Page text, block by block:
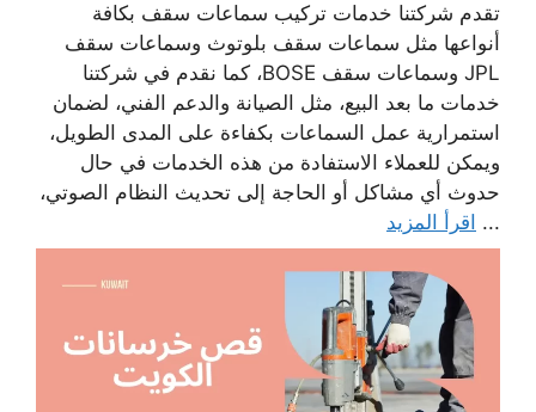
تقدم شركتنا خدمات تركيب سماعات سقف بكافة
أنواعها مثل سماعات سقف بلوتوث وسماعات سقف
JPL وسماعات سقف BOSE، كما نقدم في شركتنا
خدمات ما بعد البيع، مثل الصيانة والدعم الفني، لضمان
استمرارية عمل السماعات بكفاءة على المدى الطويل،
ويمكن للعملاء الاستفادة من هذه الخدمات في حال
حدوث أي مشاكل أو الحاجة إلى تحديث النظام الصوتي،
... اقرأ المزيد